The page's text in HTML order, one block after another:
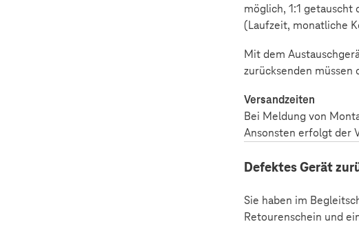
möglich, 1:1
(Laufzeit, monatliche
Mit dem
zurücksenden müssen
Versandzeiten
Bei Meldung von
Ansonsten erfolgt der
Defektes Gerät
Sie haben im
Retourenschein und